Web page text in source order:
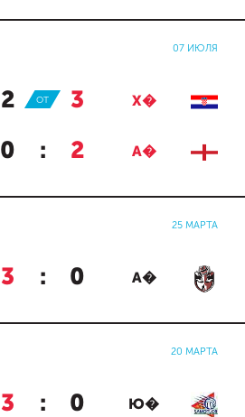
07 ИЮЛЯ
2 : 3 Х�
ОТ
0 : 2 А�
25 МАРТА
3 : 0 А�
20 МАРТА
3 : 0 Ю�